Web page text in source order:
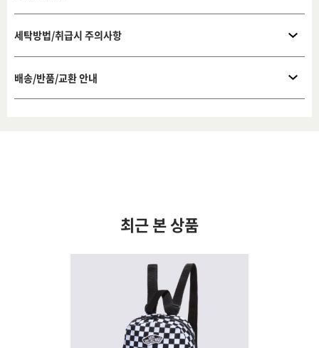
세탁방법/취급시 주의사항
배송/반품/교환 안내
최근 본 상품